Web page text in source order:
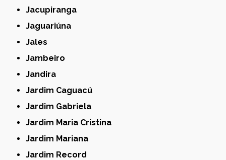
Jacupiranga
Jaguariúna
Jales
Jambeiro
Jandira
Jardim Caguacú
Jardim Gabriela
Jardim Maria Cristina
Jardim Mariana
Jardim Record